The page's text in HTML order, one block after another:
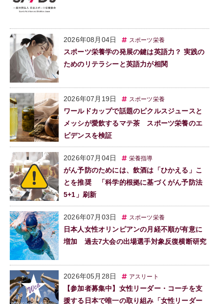
2026年08月04日 スポーツ栄養
スポーツ栄養学の発展の鍵は英語力？ 実践の
ためのリテラシーと英語力が相関
2026年07月19日 スポーツ栄養
ワールドカップで話題のピクルスジュースと
メッシが愛飲するマテ茶 スポーツ栄養のエ
ビデンスを検証
2026年07月04日 栄養指導
がん予防のためには、飲酒は「ひかえる」こ
とを推奨 「科学的根拠に基づくがん予防法
5+1」刷新
2026年07月03日 スポーツ栄養
日本人女性オリンピアンの月経不順が有意に
増加 過去7大会の出場選手対象反復横断研究
2026年05月28日 アスリート
【参加者募集中】女性リーダー・コーチを支
援する日本で唯一の取り組み「女性リーダー